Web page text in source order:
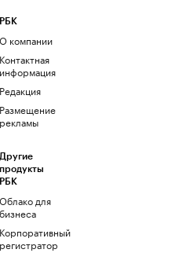
РБК
О компании
Контактная
информация
Редакция
Размещение
рекламы
Другие
продукты
РБК
Облако для
бизнеса
Корпоративный
регистратор